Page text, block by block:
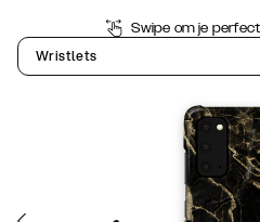
Swipe om je
Wristlets